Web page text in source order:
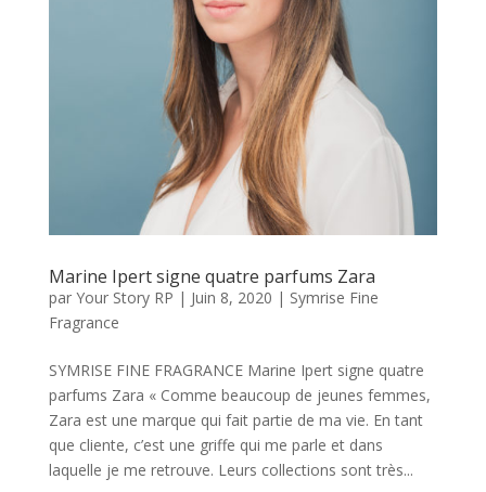
Marine Ipert signe quatre parfums Zara
par Your Story RP | Juin 8, 2020 | Symrise Fine
Fragrance
SYMRISE FINE FRAGRANCE Marine Ipert signe quatre
parfums Zara « Comme beaucoup de jeunes femmes,
Zara est une marque qui fait partie de ma vie. En tant
que cliente, c’est une griffe qui me parle et dans
laquelle je me retrouve. Leurs collections sont très...